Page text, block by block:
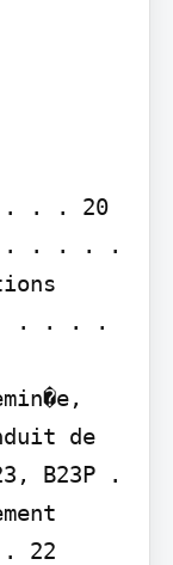
. . . 20
. . . . .
. . . .
de
B23P .
. 22